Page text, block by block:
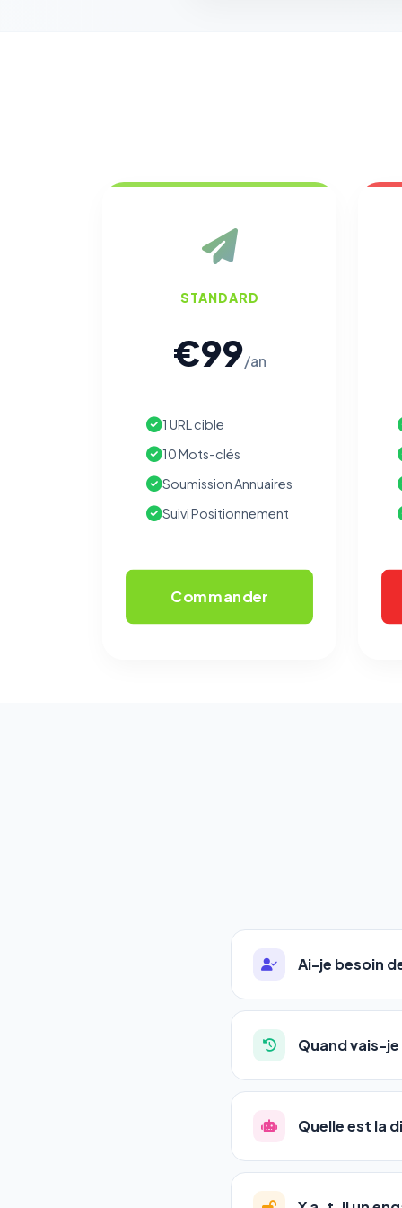
STANDARD
€99/an
1 URL cible
10 Mots-clés
Soumission Annuaires
Suivi Positionnement
Commander
Ai-je besoin
Absolument pas.
auto-entrepreneurs,
l'adresse de votre
Quand vais-
La plupart de nos
progression
votre tableau de bord.
Quelle est la
LeSEO(Search
GEO(Generative